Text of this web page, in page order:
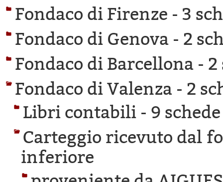
Fondaco di Firenze - 3
Fondaco di Genova - 2
Fondaco di Barcellona - 2
Fondaco di Valenza - 2
Libri contabili - 9
Carteggio ricevuto dal
inferiore